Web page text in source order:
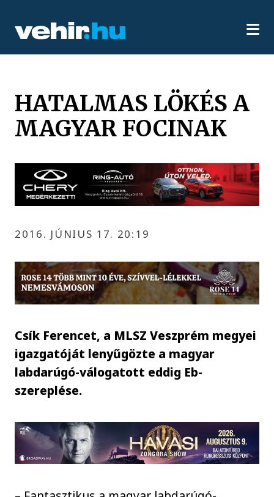
HATALMAS LÖKÉS A
MAGYAR FOCINAK
2016. JÚNIUS 17. 20:19
Csík Ferencet, a MLSZ Veszprém megyei
igazgatóját lenyűgözte a magyar
labdarúgó-válogatott eddig Eb-
szereplése.